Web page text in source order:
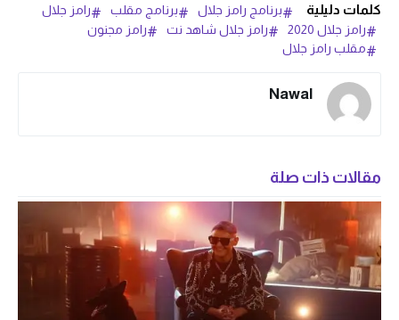
كلمات دليلية برنامج رامز جلال برنامج مقلب
رامز جلال
رامز جلال 2020
رامز جلال شاهد نت
رامز مجنون
مقلب رامز جلال
Nawal
مقالات ذات صلة